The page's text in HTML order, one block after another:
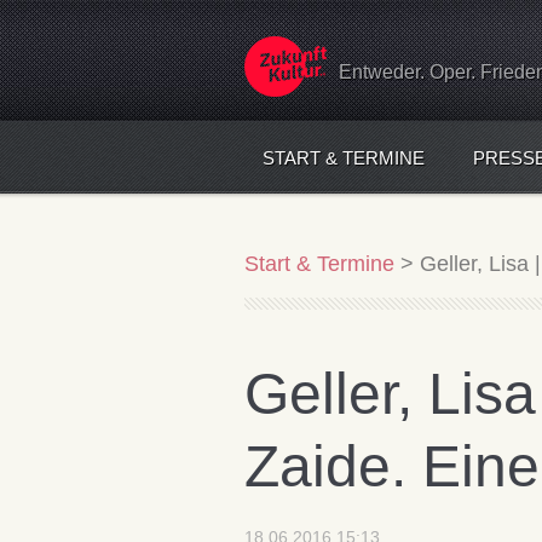
Entweder. Oper.
START & TERMINE
Start & Termine > Geller, Lisa
Geller,
Zaide.
18.06.2016 15:13